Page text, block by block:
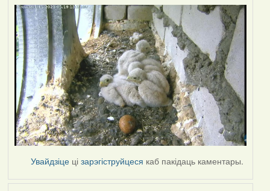
Увайдзіце цізарэгіструйцеся каб пакідаць каментары.